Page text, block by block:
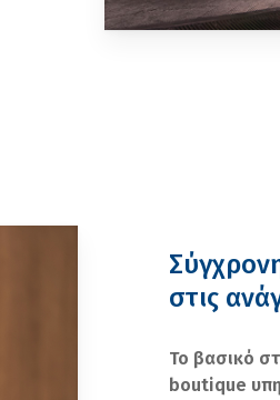
στις
Το βασικό
boutique